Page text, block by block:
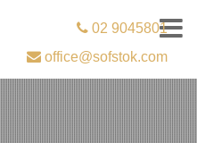
02 9045801
office@sofstok.com